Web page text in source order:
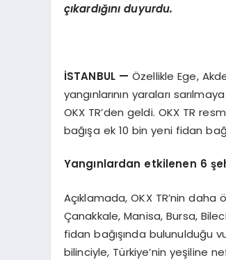
çıkardığını duyurdu.
İSTANBUL — Özellikle Ege,
yangınlarının yaraları
OKX TR’den geldi. OKX TR
bağışa ek 10 bin yeni fidan
Yangınlardan etkilenen 6
Açıklamada, OKX TR’nin daha
Çanakkale, Manisa, Bursa,
fidan bağışında bulunulduğu
bilinciyle, Türkiye’nin yeşiline